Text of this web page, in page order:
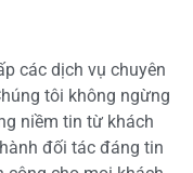
các dịch vụ chuyên
tôi không ngừng
niềm tin từ khách
đối tác đáng tin